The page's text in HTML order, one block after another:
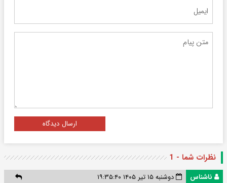
ارسال دیدگاه
نظرات شما - 1
ناشناس
دوشنبه ۱۵ تیر ۱۴۰۵ ۱۹:۳۵:۴۰